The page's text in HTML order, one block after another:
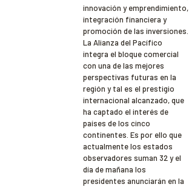
innovación y emprendimiento,
integración financiera y
promoción de las inversiones.
La Alianza del Pacífico
integra el bloque comercial
con una de las mejores
perspectivas futuras en la
región y tal es el prestigio
internacional alcanzado, que
ha captado el interés de
países de los cinco
continentes. Es por ello que
actualmente los estados
observadores suman 32 y el
día de mañana los
presidentes anunciarán en la